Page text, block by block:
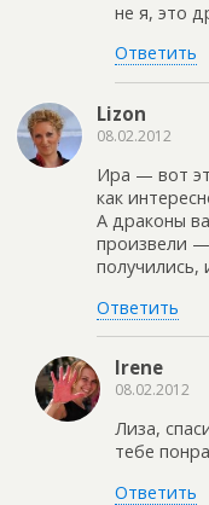
не я, это
Ответить
Lizon
08.02.2012
Ира — вот
как
А драконы
произвели
получились,
Ответить
Irene
08.02.2012
Лиза,
тебе
Ответить